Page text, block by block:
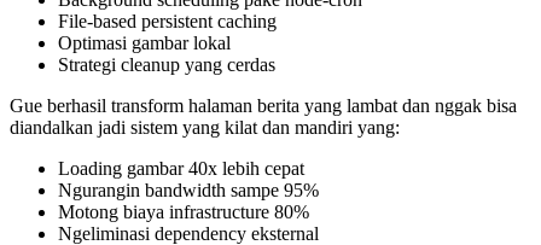
File-based persistent caching
Optimasi gambar lokal
Strategi cleanup yang cerdas
Gue berhasil transform halaman berita yang lambat dan nggak bisa
diandalkan jadi sistem yang kilat dan mandiri yang:
Loading gambar 40x lebih cepat
Ngurangin bandwidth sampe 95%
Motong biaya infrastructure 80%
Ngeliminasi dependency eksternal